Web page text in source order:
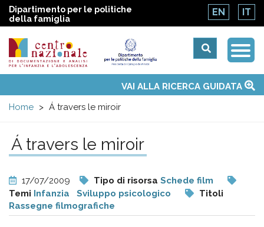
Dipartimento per le politiche
della famiglia
EN IT
Centro
nazionale
di
Documentazione
e
menu
Temi
Attività
Convenzione ONUVAI ALLA RICERCA GUIDATA
Home
Á travers le miroir
Á travers le miroir
17/07/2009 Tipo di risorsa Schede film
Temi Infanzia Sviluppo psicologico
Titoli
Rassegne filmografiche